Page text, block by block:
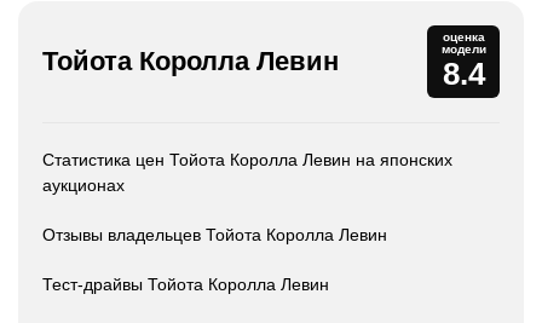
Тойота Королла Левин
оценка
модели
8.4
Статистика цен Тойота Королла Левин на японских
аукционах
Отзывы владельцев Тойота Королла Левин
Тест-драйвы Тойота Королла Левин